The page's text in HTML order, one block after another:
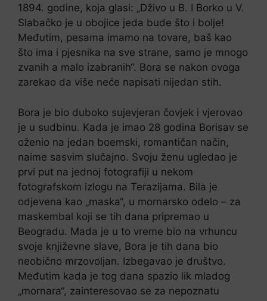
1894. godine, koja glasi: „Dživo u B. I Borko u V.
Slabačko je u obojice jeda bude što i bolje!
Međutim, pesama imamo na tovare, baš kao
što ima i pjesnika na sve strane, samo je mnogo
zvanih a malo izabranih“. Bora se nakon ovoga
zarekao da više neće napisati nijedan stih.
Bora je bio duboko sujevjeran čovjek i vjerovao
je u sudbinu. Kada je imao 28 godina Borisav se
oženio na jedan boemski, romantičan način,
naime sasvim slučajno. Svoju ženu ugledao je
prvi put na jednoj fotografiji u nekom
fotografskom izlogu na Terazijama. Bila je
odjevena kao „maska“, u mornarsko odelo – za
maskembal koji se tih dana pripremao u
Beogradu. Mada je u to vreme bio na vrhuncu
svoje književne slave, Bora je tih dana bio
neobično mrzovoljan. Izbegavao je društvo.
Međutim kada je tog dana spazio lik mladog
„mornara“, zainteresovao se za nepoznatu